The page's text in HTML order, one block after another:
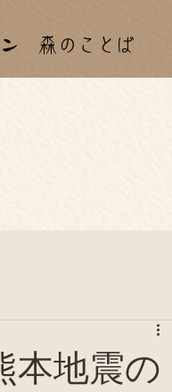
森のことば
本地震の